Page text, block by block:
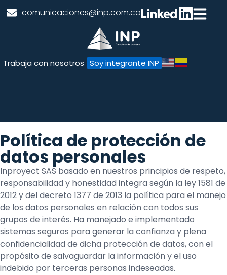
comunicaciones@inp.com.co
Trabaja con nosotros Soy integrante INP
Política de protección de
datos personales
Inproyect SAS basado en nuestros principios de respeto,
responsabilidad y honestidad integra según la ley 1581 de
2012 y del decreto 1377 de 2013 la política para el manejo
de los datos personales en relación con todos sus
grupos de interés. Ha manejado e implementado
sistemas seguros para generar la confianza y plena
confidencialidad de dicha protección de datos, con el
propósito de salvaguardar la información y el uso
indebido por terceras personas indeseadas.